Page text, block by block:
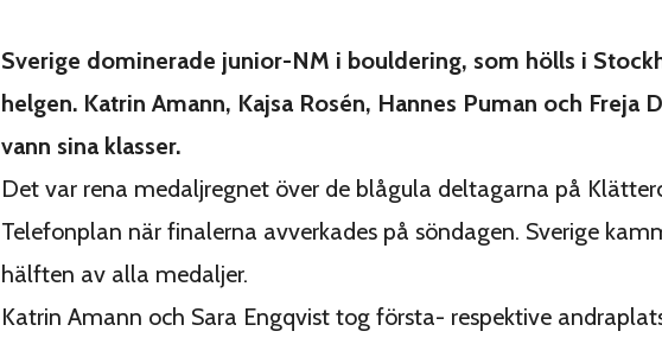
Sverige dominerade junior-NM i bouldering, som hölls i
helgen. Katrin Amann, Kajsa Rosén, Hannes Puman och Freja
vann sina klasser.
Det var rena medaljregnet över de blågula deltagarna på
Telefonplan när finalerna avverkades på söndagen. Sverige
hälften av alla medaljer.
Katrin Amann och Sara Engqvist tog första- respektive